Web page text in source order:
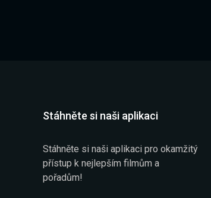
Stáhněte si naši aplikaci
Stáhněte si naši aplikaci pro okamžitý
přístup k nejlepším filmům a
pořadům!